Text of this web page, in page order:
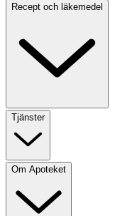
Recept och läkemedel
Tjänster
Om Apoteket